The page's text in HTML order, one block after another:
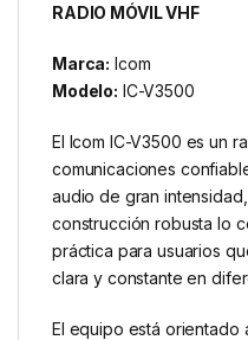
RADIO MÓVIL VHF
Marca: Icom
Modelo: IC-V3500
El Icom IC-V3500 es un
comunicaciones
audio de gran
construcción robusta lo
práctica para usuarios
clara y constante en
El equipo está orientado